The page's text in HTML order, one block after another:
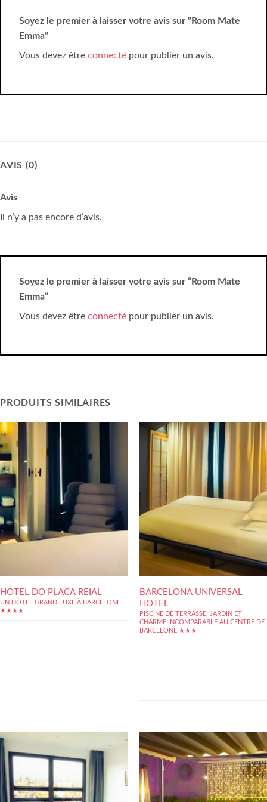
Soyez le premier à laisser votre avis sur “Room Mate
Emma”
Vous devez être connecté pour publier un avis.
AVIS (0)
Avis
Il n’y a pas encore d’avis.
Soyez le premier à laisser votre avis sur “Room Mate
Emma”
Vous devez être connecté pour publier un avis.
PRODUITS SIMILAIRES
HOTEL DO PLACA REIAL
UN HÔTEL GRAND LUXE À BARCELONE.
★★★★
BARCELONA UNIVERSAL
HOTEL
PISCINE DE TERRASSE, JARDIN ET
CHARME INCOMPARABLE AU CENTRE DE
BARCELONE ★★★